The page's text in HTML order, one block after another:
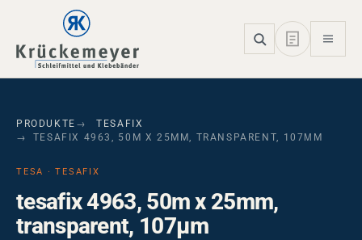
Skip to main navigation
Skip to main content
Skip to page footer
PRODUKTE
TESAFIX
TESAFIX 4963, 50M X 25MM, TRANSPARENT, 107ΜM
TESA · TESAFIX
tesafix 4963, 50m x 25mm,
transparent, 107µm